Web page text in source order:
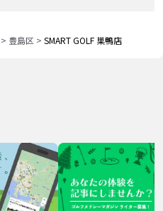
> 豊島区 > SMART GOLF 巣鴨店